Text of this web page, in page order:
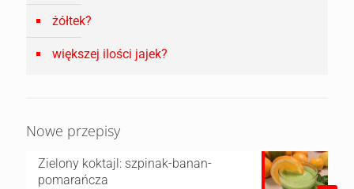
żółtek?
większej ilości jajek?
Nowe przepisy
Zielony koktajl: szpinak-banan-
pomarańcza